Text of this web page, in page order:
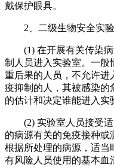
戴保护眼具。
2、二级生物安全实验
(1) 在开展有关传染病
制人员进入实验室。一般
重后果的人员，不允许进
疫抑制的人，其被感染的
的估计和决定谁能进入实
(2) 实验室人员接受适
的病源有关的免疫接种或
根据所处理的病源，适当
有风险人员使用的基本血